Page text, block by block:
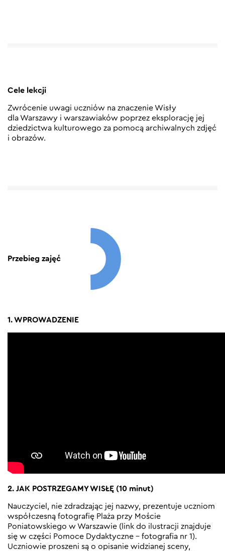
Cele lekcji
Zwrócenie uwagi uczniów na znaczenie Wisły
dla Warszawy i warszawiaków poprzez eksplorację jej
dziedzictwa kulturowego za pomocą archiwalnych zdjęć
i obrazów.
Przebieg zajęć
1. WPROWADZENIE
2. JAK POSTRZEGAMY WISŁĘ (10 minut)
Nauczyciel, nie zdradzając jej nazwy, prezentuje uczniom
współczesną fotografię Plaża przy Moście
Poniatowskiego w Warszawie (link do ilustracji znajduje
się w części Pomoce Dydaktyczne – fotografia nr 1).
Uczniowie proszeni są o opisanie widzianej sceny,